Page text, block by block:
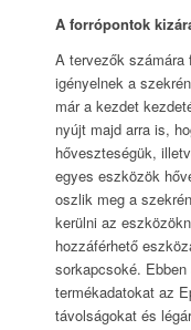
A forrópontok
A tervezők számára
igényelnek a
már a kezdet
nyújt majd arra is,
hőveszteségük,
egyes eszközök
oszlik meg a
kerülni az
hozzáférhető
sorkapcsoké.
termékadatokat az
távolságokat és